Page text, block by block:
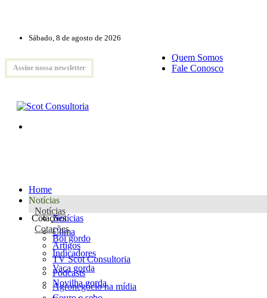
Sábado, 8 de agosto de 2026
Assine nossa newsletter
Quem Somos
Fale Conosco
Home
Notícias
Notícias
Notícias
Clima
Artigos
TV Scot Consultoria
Podcasts
Agronegócio na mídia
Cotações
Cotações
Boi gordo
Indicadores
Vaca gorda
Novilha gorda